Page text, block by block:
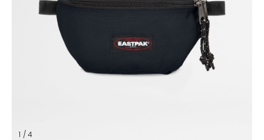
1 / 4